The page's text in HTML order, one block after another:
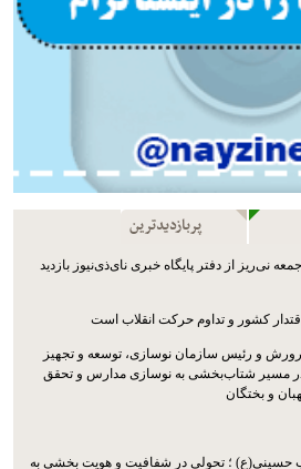
پربازدیدترین
نی‌ریز از دفتر پایگاه خبری نای‌ذی‌نیوز بازدید
کشور و تداوم حرکت انقلاب است
و رئیس سازمان نوسازی، توسعه و تجهیز
مسیر شتاب‌بخشی به نوسازی مدارس و تحقق
و بختگان
حسینی(ع) ؛ تحولی در شفافیت و هویت بخشی به